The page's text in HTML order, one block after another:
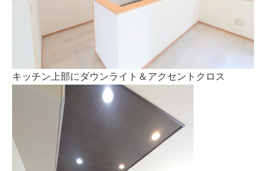
キッチン上部にダウンライト＆アクセントクロス